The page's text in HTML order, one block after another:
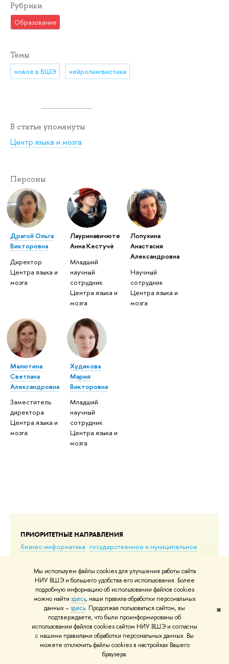
Мы используем файлы cookies для улучшения работы сайта
НИУ ВШЭ и большего удобства его использования. Более
подробную информацию об использовании файлов cookies
можно найти здесь, наши правила обработки персональных
данных –здесь. Продолжая пользоваться сайтом, вы
подтверждаете, что были проинформированы об
использовании файлов cookies сайтом НИУ ВШЭ и согласны
с нашими правилами обработки персональных данных. Вы
можете отключить файлы cookies в настройках Вашего
браузера.
✖
ПРИОРИТЕТНЫЕ НАПРАВЛЕНИЯ
бизнес-информатика государственное и муниципальное
компьютерно-математическое
менеджмент
право социология экономика
ПО ГОДУ 2027 2026 2025 2024 2023 2022 2021 2020
2018 2017 еще
Рубрики
Образование
Темы
новое в ВШЭ нейролингвистика
В статье упомянуты
Центр языка и мозга
Персоны
Драгой Ольга
Викторовна
Директор
Центра языка и
мозга
Лауринавичюте
Анна Кестучё
Младший
научный
сотрудник
Центра языка и
мозга
Лопухина
Анастасия
Александровна
Научный
сотрудник
Центра языка и
мозга
Малютина
Светлана
Александровна
Заместитель
директора
Центра языка и
мозга
Худякова
Мария
Викторовна
Младший
научный
сотрудник
Центра языка и
мозга